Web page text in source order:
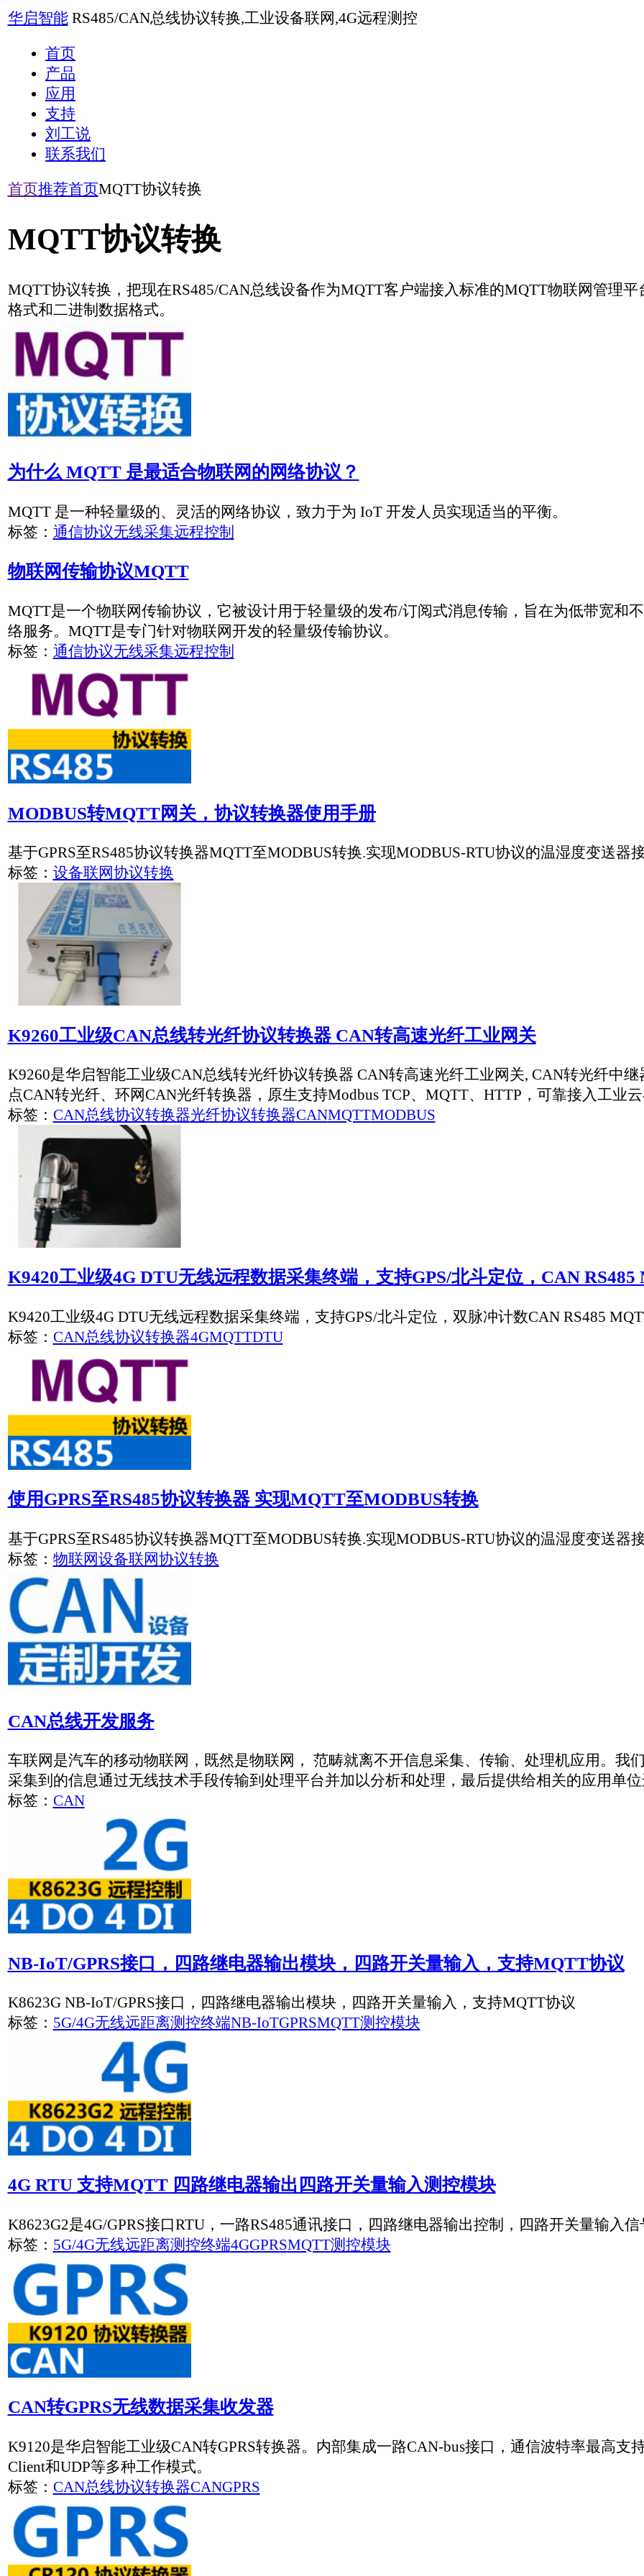
华启智能RS485/CAN总线协议转换,工业设备联网,4G远程测控
产品
应用
支持
刘工说
联系我们
推荐首页MQTT协议转换
MQTT协议转换
MQTT协议转换，把现在RS485/CAN总线设备作为MQTT客户端接入标准的MQTT物联网管理平台。支持用户身份识别等。数据
格式和二进制数据格式。
为什么 MQTT 是最适合物联网的网络协议？
MQTT 是一种轻量级的、灵活的网络协议，致力于为 IoT 开发人员实现适当的平衡。
标签： 通信协议无线采集远程控制
物联网传输协议MQTT
MQTT是一个物联网传输协议，它被设计用于轻量级的发布/订阅式消息传输，旨在为低带宽和不稳定的网络环境中的物联网设
络服务。MQTT是专门针对物联网开发的轻量级传输协议。
MODBUS转MQTT网关，协议转换器使用手册
基于GPRS至RS485协议转换器MQTT至MODBUS转换.实现MODBUS-RTU协议的温湿度变送器接入网络平台。
K9260工业级CAN总线转光纤协议转换器 CAN转高速光纤工业网关
K9260是华启智能工业级CAN总线转光纤协议转换器 CAN转高速光纤工业网关, CAN转光纤中继器、CAN转光纤收发器、CAN
标签：CAN总线协议转换器光纤协议转换器CANMQTTMODBUS
K9420工业级4G DTU无线远程数据采集终端，支持GPS/北斗定位，CAN RS485 MQTT直连云端
K9420工业级4G DTU无线远程数据采集终端，支持GPS/北斗定位，双脉冲计数CAN RS485 MQTT直连云端，
使用GPRS至RS485协议转换器 实现MQTT至MODBUS转换
基于GPRS至RS485协议转换器MQTT至MODBUS转换.实现MODBUS-RTU协议的温湿度变送器接入网络平台。
标签：物联网设备联网 协议转换
CAN总线开发服务
车联网是汽车的移动物联网，既然是物联网， 范畴就离不开信息采集、传输、处理机应用。我们主要是对车辆运行状态信息的
采集到的信息通过无线技术手段传输到处理平台并加以分析和处理，最后提供给相关的应用单位进行使用。
CAN
NB-IoT/GPRS接口，四路继电器输出模块，四路开关量输入，支持MQTT协议
标签：5G/4G无线远距离测控终端NB-IoTGPRS MQTT测控模块
4G RTU 支持MQTT 四路继电器输出四路开关量输入测控模块
5G/4G无线远距离测控终端
CAN转GPRS无线数据采集收发器
K9120是华启智能工业级CAN转GPRS转换器。内部集成一路CAN-bus接口，通信波特率最高支持1Mbps。一路GPRS无线接口，
Client和UDP等多种工作模式。
标签：CAN总线协议转换器CANGPRS
无线GPRS至RS485总线协议转换器
CR120是RS485总线串口设备无线GPRS联网服务器，实现GPRS与RS485总线设备之间的协议转换。
RS485总线协议转换器 GPRSRS485
CAN转WiFi CAN转WLAN无线数据采集收发器
K9130是华启智能无线WiFi至CAN总线协议转换器，可使用户通过WiFi无线连接CAN设备，更加方便快捷连接现场CAN设备。
标签：CAN总线协议转换器WiFiCAN 协议转换器
无线WiFi至RS485总线协议转换器,串口设备无线联网服务器
标签：RS485总线协议转换器设备联网协议转换器
K9210 两路以太网口至CAN协议转换器
K9210是华启智能工业级两路网口至CAN（以太网转CAN）转换器，内部集成了一路/两路CAN接口和两路以太网接口以及TCP/
利于它可以轻松完成CAN网络和以太网络的互连互通，进一步拓展CAN网络的应用范围。